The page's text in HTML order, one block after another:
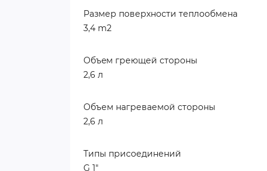
Размер поверхности теплообмена
3,4 m2
Объeм греющей стороны
2,6 л
Объем нагреваемой стороны
2,6 л
Типы присоединений
G 1"